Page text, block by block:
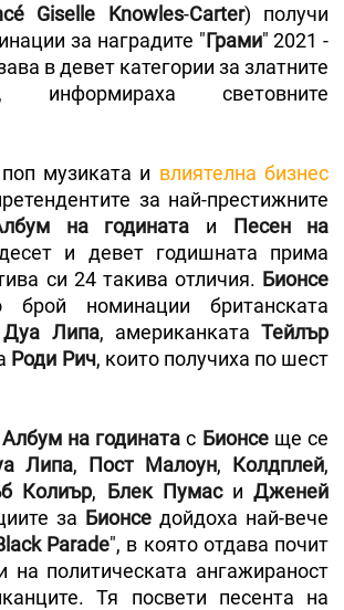
Giselle Knowles-Carter) получи
за наградите "Грами" 2021 -
в девет категории за златните
информираха световните
музиката и влиятелна бизнес
за най-престижните
на годината и Песен на
и девет годишната прима
си 24 такива отличия. Бионсе
брой номинации британската
Дуа Липа, американкатаТейлър
Роди Рич, които получиха по шест
Албум на годината с Бионсеще се
Липа, Пост Малоун, Колдплей,
Колиър, Блек ПумасиДженей
за Бионсе дойдоха най-вече
Parade", в която отдава почит
на политическата ангажираност
Тя посвети песента на